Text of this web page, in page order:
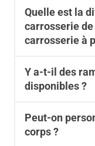
Quelle est la
carrosserie
carrosserie à
Y a-t-il des
disponibles ?
Peut-on
corps ?